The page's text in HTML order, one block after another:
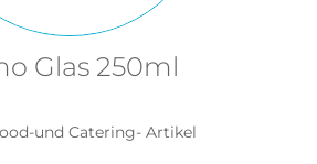
Glas 250ml
und Catering- Artikel